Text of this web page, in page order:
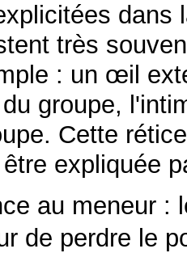
dans
très
: un œil
groupe,
Cette
expliquée
au meneur :
de perdre le